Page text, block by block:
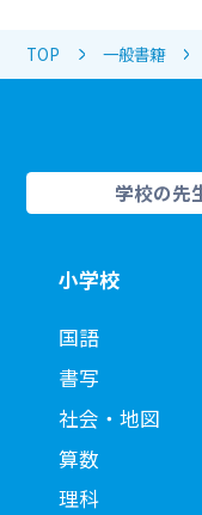
TOP 一般書籍
学校の先
小学校
国語
書写
社会・地図
算数
理科